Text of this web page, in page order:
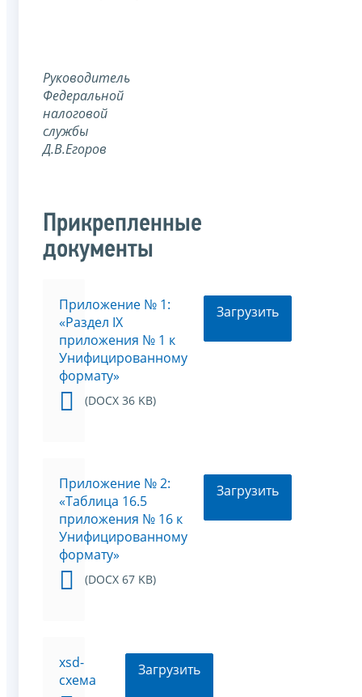
Руководитель
Федеральной
налоговой
службы
Д.В.Егоров
Прикрепленные
документы
Приложение № 1:
«Раздел IX
приложения № 1 к
Унифицированному
формату»
(DOCX 36 KB)
Загрузить
Приложение № 2:
«Таблица 16.5
приложения № 16 к
Унифицированному
формату»
(DOCX 67 KB)
Загрузить
xsd-
схема
Загрузить